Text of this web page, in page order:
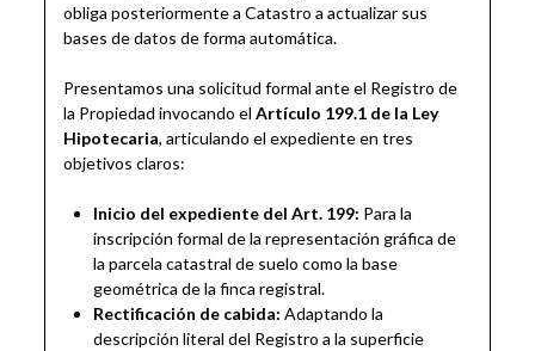
obliga posteriormente a Catastro a actualizar sus
bases de datos de forma automática.
Presentamos una solicitud formal ante el Registro de
la Propiedad invocando elArtículo 199.1 de la Ley
Hipotecaria, articulando el expediente en tres
objetivos claros:
Inicio del expediente del Art. 199: Para la
inscripción formal de la representación gráfica de
la parcela catastral de suelo como la base
geométrica de la finca registral.
Rectificación de cabida: Adaptando la
descripción literal del Registro a la superficie